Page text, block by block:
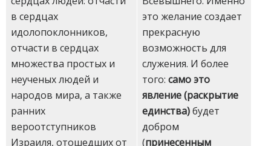
в сердцах
идолопоклонников,
отчасти в сердцах
множества простых и
неученых людей и
народов мира, а также
ранних
вероотступников
Израиля, отошедших от
это желание создает
прекрасную
возможность для
служения. И более
того:само это
явление (раскрытие
единства)будет
добром
(принесенным